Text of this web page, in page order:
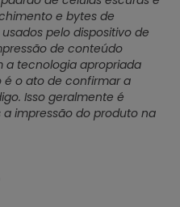
e bytes de
pelo dispositivo de
de conteúdo
a tecnologia apropriada
é o ato de confirmar a
Isso geralmente é
impressão do produto na